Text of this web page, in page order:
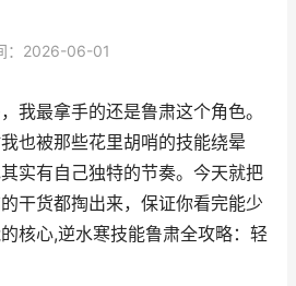
：2026-06-01
我最拿手的还是鲁肃这个角色。
也被那些花里胡哨的技能绕晕
实有自己独特的节奏。今天就把
干货都掏出来，保证你看完能少
核心,逆水寒技能鲁肃全攻略：轻